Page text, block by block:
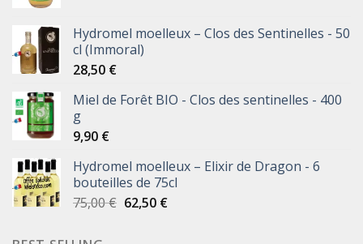
Hydromel moelleux – Clos des Sentinelles - 50
cl (Immoral)
28,50 €
Miel de Forêt BIO - Clos des sentinelles - 400
g
9,90 €
Hydromel moelleux – Elixir de Dragon - 6
bouteilles de 75cl
75,00€ 62,50 €